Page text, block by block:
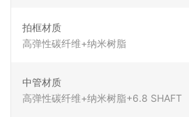
拍框材质
高弹性碳纤维+纳米树脂
中管材质
高弹性碳纤维+纳米树脂+6.8 SHAFT